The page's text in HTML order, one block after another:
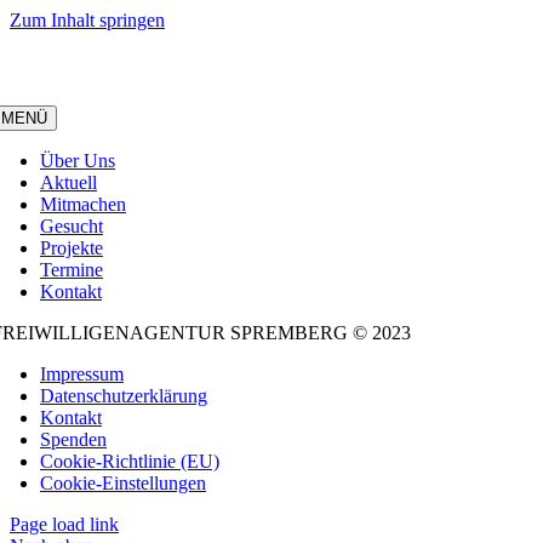
Zum Inhalt springen
MENÜ
Über Uns
Aktuell
Mitmachen
Gesucht
Projekte
Termine
Kontakt
SPREMBERG © 2023
Impressum
Datenschutzerklärung
Kontakt
Spenden
Cookie-Richtlinie (EU)
Cookie-Einstellungen
Page load link